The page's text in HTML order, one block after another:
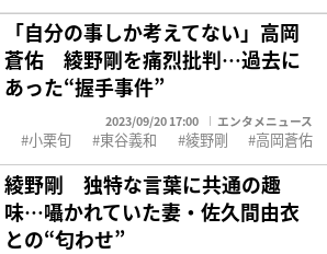
「自分の事しか考えてない」高岡
蒼佑 綾野剛を痛烈批判…過去に
あった“握手事件”
2023/09/20 17:00 エンタメニュース
小栗旬 東谷義和 綾野剛 高岡蒼佑
綾野剛 独特な言葉に共通の趣
味…囁かれていた妻・佐久間由衣
との“匂わせ”